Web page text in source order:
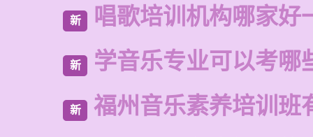
新 唱歌培训机构哪家好
新 学音乐专业可以考哪
新 福州音乐素养培训班